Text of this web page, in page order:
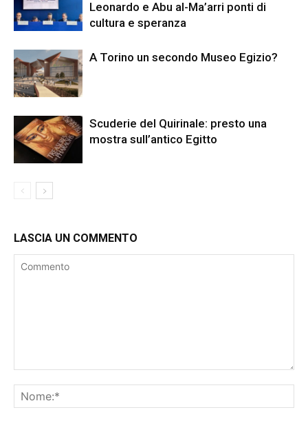
Leonardo e Abu al-Ma’arri ponti di
cultura e speranza
A Torino un secondo Museo Egizio?
Scuderie del Quirinale: presto una
mostra sull’antico Egitto
LASCIA UN COMMENTO